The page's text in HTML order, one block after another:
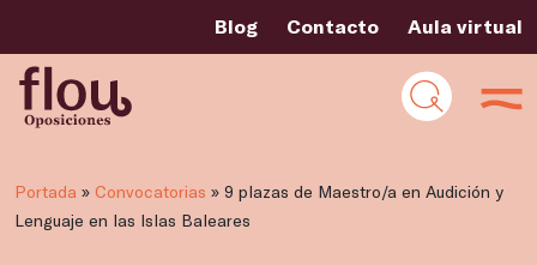
Blog Contacto Aula virtual
Portada » Convocatorias » 9 plazas de Maestro/a en Audición y
Lenguaje en las Islas Baleares